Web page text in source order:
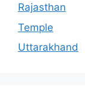
Rajasthan
Temple
Uttarakhand